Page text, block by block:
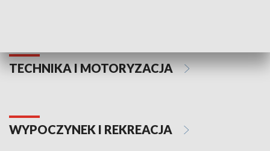
TECHNIKA I MOTORYZACJA
WYPOCZYNEK I REKREACJA